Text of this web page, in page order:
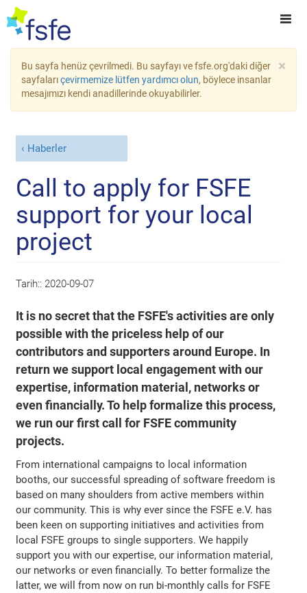
×
Bu sayfa henüz çevrilmedi. Bu sayfayı ve fsfe.org'daki diğer
sayfalarıçevirmemize lütfen yardımcı olun, böylece insanlar
mesajımızı kendi anadillerinde okuyabilirler.
Haberler
Call to apply for FSFE
support for your local
project
Tarih:: 2020-09-07
It is no secret that the FSFE's activities are only
possible with the priceless help of our
contributors and supporters around Europe. In
return we support local engagement with our
expertise, information material, networks or
even financially. To help formalize this process,
we run our first call for FSFE community
projects.
From international campaigns to local information
booths, our successful spreading of software freedom is
based on many shoulders from active members within
our community. This is why ever since the FSFE e.V. has
been keen on supporting initiatives and activities from
local FSFE groups to single supporters. We happily
support you with our expertise, our information material,
our networks or even financially. To better formalize the
latter, we will from now on run bi-monthly calls for FSFE